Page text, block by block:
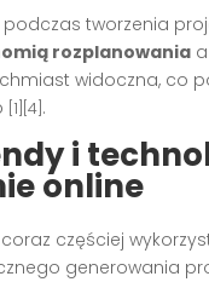
tworzenia
rozplanowania a
widoczna, co
[1][4] .
i
online
częściej
generowania